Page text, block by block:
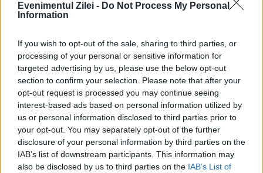
Evenimentul Zilei - Do Not Process My Personal
Information
If you wish to opt-out of the sale, sharing to third parties, or
processing of your personal or sensitive information for
targeted advertising by us, please use the below opt-out
section to confirm your selection. Please note that after your
opt-out request is processed you may continue seeing
interest-based ads based on personal information utilized by
us or personal information disclosed to third parties prior to
your opt-out. You may separately opt-out of the further
disclosure of your personal information by third parties on the
IAB’s list of downstream participants. This information may
also be disclosed by us to third parties on the IAB’s List of
ceilalți în România de astăzi. Nu au avut
părinții nu au bani să le dea ore să ajungă în
clasele bune de liceu, iar inerția de la țară îi
ține într-un sistem unde nu pot performa.
Primarii, consiliile județene, direcțiile de
asistență socială care cunosc cazurile mai
speciale, care au evidența cazurilor sociale,